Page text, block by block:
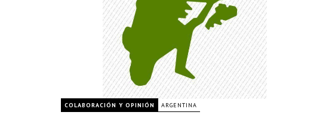
COLABORACIÓN Y OPINIÓN ARGENTINA